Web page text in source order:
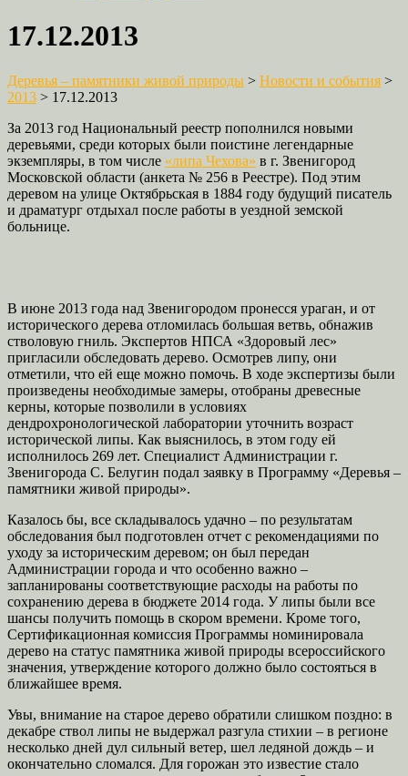
17.12.2013
Деревья – памятники живой природы > Новости и события >
2013 > 17.12.2013
За 2013 год Национальный реестр пополнился новыми
деревьями, среди которых были поистине легендарные
экземпляры, в том числе «липа Чехова» в г. Звенигород
Московской области (анкета № 256 в Реестре). Под этим
деревом на улице Октябрьская в 1884 году будущий писатель
и драматург отдыхал после работы в уездной земской
больнице.
В июне 2013 года над Звенигородом пронесся ураган, и от
исторического дерева отломилась большая ветвь, обнажив
стволовую гниль. Экспертов НПСА «Здоровый лес»
пригласили обследовать дерево. Осмотрев липу, они
отметили, что ей еще можно помочь. В ходе экспертизы были
произведены необходимые замеры, отобраны древесные
керны, которые позволили в условиях
дендрохронологической лаборатории уточнить возраст
исторической липы. Как выяснилось, в этом году ей
исполнилось 269 лет. Специалист Администрации г.
Звенигорода С. Белугин подал заявку в Программу «Деревья –
памятники живой природы».
Казалось бы, все складывалось удачно – по результатам
обследования был подготовлен отчет с рекомендациями по
уходу за историческим деревом; он был передан
Администрации города и что особенно важно –
запланированы соответствующие расходы на работы по
сохранению дерева в бюджете 2014 года. У липы были все
шансы получить помощь в скором времени. Кроме того,
Сертификационная комиссия Программы номинировала
дерево на статус памятника живой природы всероссийского
значения, утверждение которого должно было состояться в
ближайшее время.
Увы, внимание на старое дерево обратили слишком поздно: в
декабре ствол липы не выдержал разгула стихии – в регионе
несколько дней дул сильный ветер, шел ледяной дождь – и
окончательно сломался. Для горожан это известие стало